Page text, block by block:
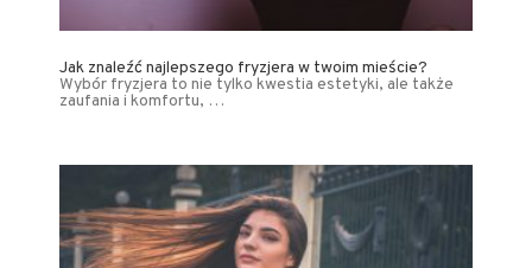
Jak znaleźć najlepszego fryzjera w twoim mieście?
Wybór fryzjera to nie tylko kwestia estetyki, ale także
zaufania i komfortu, …